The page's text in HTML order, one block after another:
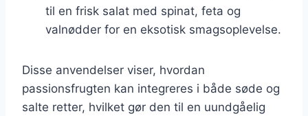
til en frisk salat med spinat, feta og
valnødder for en eksotisk smagsoplevelse.
Disse anvendelser viser, hvordan
passionsfrugten kan integreres i både søde og
salte retter, hvilket gør den til en uundgåelig